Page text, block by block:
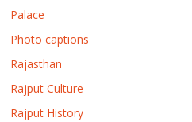
Palace
Photo captions
Rajasthan
Rajput Culture
Rajput History